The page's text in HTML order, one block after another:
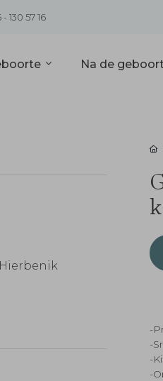
130 57 16
Na de
-
-
-
-